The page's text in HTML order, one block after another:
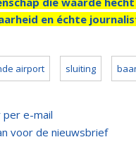
en échte
airport sluiting
e-mail
voor de nieuwsbrief